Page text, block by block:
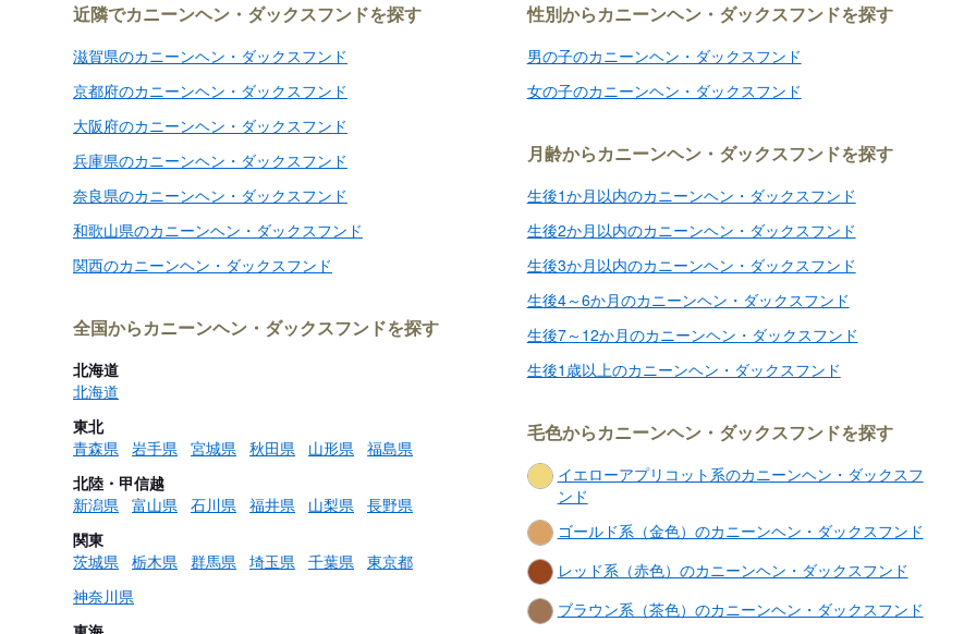
近隣でカニーンヘン・ダックスフンドを探す
滋賀県のカニーンヘン・ダックスフンド
京都府のカニーンヘン・ダックスフンド
大阪府のカニーンヘン・ダックスフンド
兵庫県のカニーンヘン・ダックスフンド
奈良県のカニーンヘン・ダックスフンド
和歌山県のカニーンヘン・ダックスフンド
関西のカニーンヘン・ダックスフンド
全国からカニーンヘン・ダックスフンドを探す
北海道
北海道
東北
青森県 岩手県 宮城県 秋田県 山形県 福島県
北陸・甲信越
新潟県 富山県 石川県 福井県 山梨県 長野県
関東
茨城県 栃木県 群馬県 埼玉県 千葉県 東京都
神奈川県
性別からカニーンヘン・ダックスフンドを探す
男の子のカニーンヘン・ダックスフンド
女の子のカニーンヘン・ダックスフンド
月齢からカニーンヘン・ダックスフンドを探す
生後1か月以内のカニーンヘン・ダックスフンド
生後2か月以内のカニーンヘン・ダックスフンド
生後3か月以内のカニーンヘン・ダックスフンド
生後4～6か月のカニーンヘン・ダックスフンド
生後7～12か月のカニーンヘン・ダックスフンド
生後1歳以上のカニーンヘン・ダックスフンド
毛色からカニーンヘン・ダックスフンドを探す
イエローアプリコット系のカニーンヘン・ダックスフ
ンド
ゴールド系（金色）のカニーンヘン・ダックスフンド
レッド系（赤色）のカニーンヘン・ダックスフンド
ブラウン系（茶色）のカニーンヘン・ダックスフンド